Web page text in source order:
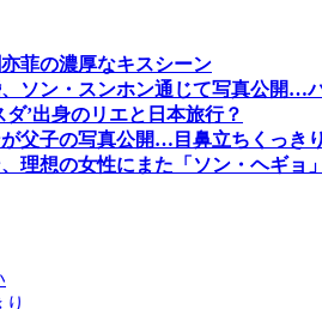
菲の濃厚なキスシーン
ソン・スンホン通じて写真公開…
ダ’出身のリエと日本旅行？
父子の写真公開…目鼻立ちくっき
理想の女性にまた「ソン・ヘギョ